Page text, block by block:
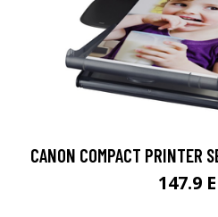
CANON COMPACT PRINTER
147.9